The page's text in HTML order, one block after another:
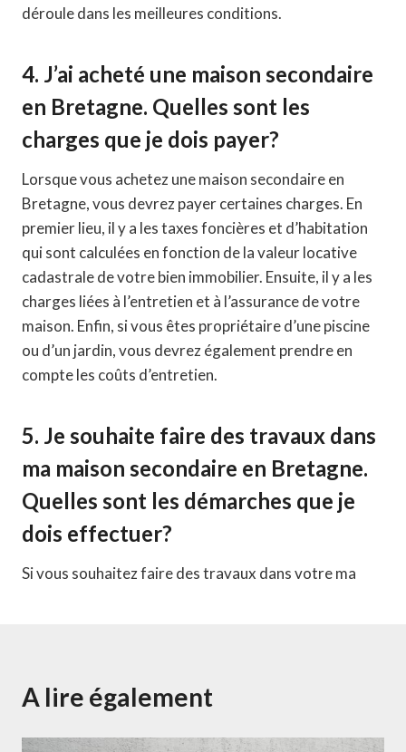
déroule dans les meilleures conditions.
4. J’ai acheté une maison secondaire
en Bretagne. Quelles sont les
charges que je dois payer?
Lorsque vous achetez une maison secondaire en
Bretagne, vous devrez payer certaines charges. En
premier lieu, il y a les taxes foncières et d’habitation
qui sont calculées en fonction de la valeur locative
cadastrale de votre bien immobilier. Ensuite, il y a les
charges liées à l’entretien et à l’assurance de votre
maison. Enfin, si vous êtes propriétaire d’une piscine
ou d’un jardin, vous devrez également prendre en
compte les coûts d’entretien.
5. Je souhaite faire des travaux dans
ma maison secondaire en Bretagne.
Quelles sont les démarches que je
dois effectuer?
Si vous souhaitez faire des travaux dans votre ma
A lire également